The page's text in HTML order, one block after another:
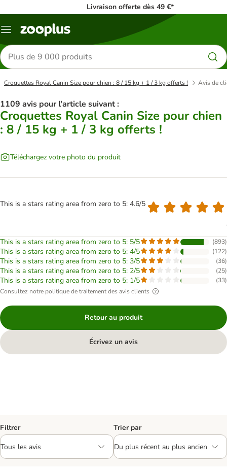
Livraison offerte dès 49 €*
Menu
Rechercher
des
produits
Croquettes Royal Canin Size pour chien : 8 / 15 kg + 1 / 3 kg offerts ! Avis de
1109 avis pour l'article suivant :
Croquettes Royal Canin Size pour chien
: 8 / 15 kg + 1 / 3 kg offerts !
Téléchargez votre photo du produit
This is a stars rating area from zero to 5: 4.6/5
This is a stars rating area from zero to 5: 5/5 (893)
This is a stars rating area from zero to 5: 4/5 (122)
This is a stars rating area from zero to 5: 3/5 (36)
This is a stars rating area from zero to 5: 2/5 (25)
This is a stars rating area from zero to 5: 1/5 (33)
Consultez notre politique de traitement des avis clients
Retour au produit
Écrivez un avis
Filtrer Trier par